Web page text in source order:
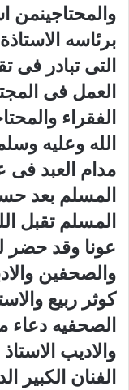
والمحتاجينمن
برئاسه
التى تبادر فى
العمل فى
الفقراء
الله وعليه
مدام العبد
المسلم بعد
المسلم تقبل
عونا وقد حضر
والصحفين
كوثر ربيع
الصحفيه
والاديب
الفنان الكبير